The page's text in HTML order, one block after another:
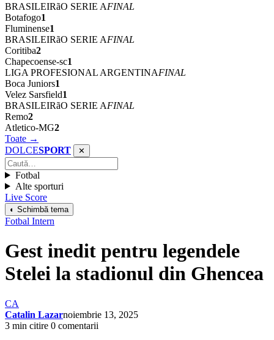
BRASILEIRãO SERIE AFINAL
Botafogo1
Fluminense1
BRASILEIRãO SERIE AFINAL
Coritiba2
Chapecoense-sc1
LIGA PROFESIONAL ARGENTINAFINAL
Boca Juniors1
Velez Sarsfield1
BRASILEIRãO SERIE AFINAL
Remo2
Atletico-MG2
Toate →
DOLCESPORT ✕
Fotbal
Alte sporturi
Live Score
◐ Schimbă tema
Fotbal Intern
Gest inedit pentru legendele
Stelei la stadionul din Ghencea
CA
Catalin Lazarnoiembrie 13, 2025
3 min citire 0 comentarii